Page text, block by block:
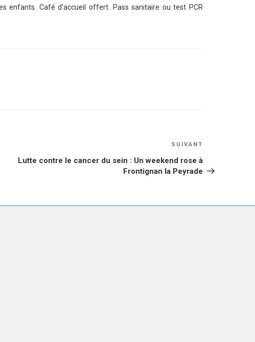
enfants. Café d’accueil offert. Pass sanitaire ou test PCR
SUIVANT
Lutte contre le cancer du sein : Un weekend rose à
Frontignan la Peyrade